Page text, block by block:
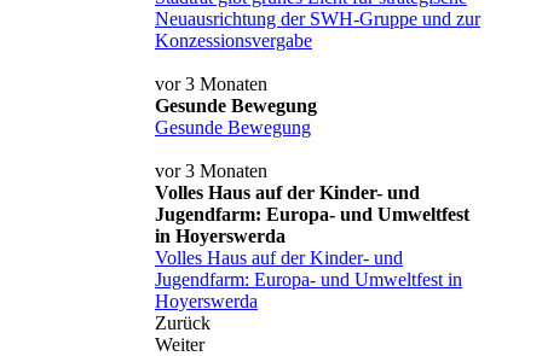
Neuausrichtung der SWH-Gruppe und zur
Konzessionsvergabe
vor 3 Monaten
Gesunde Bewegung
Gesunde Bewegung
vor 3 Monaten
Volles Haus auf der Kinder- und
Jugendfarm: Europa- und Umweltfest
in Hoyerswerda
Volles Haus auf der Kinder- und
Jugendfarm: Europa- und Umweltfest in
Hoyerswerda
Zurück
Weiter